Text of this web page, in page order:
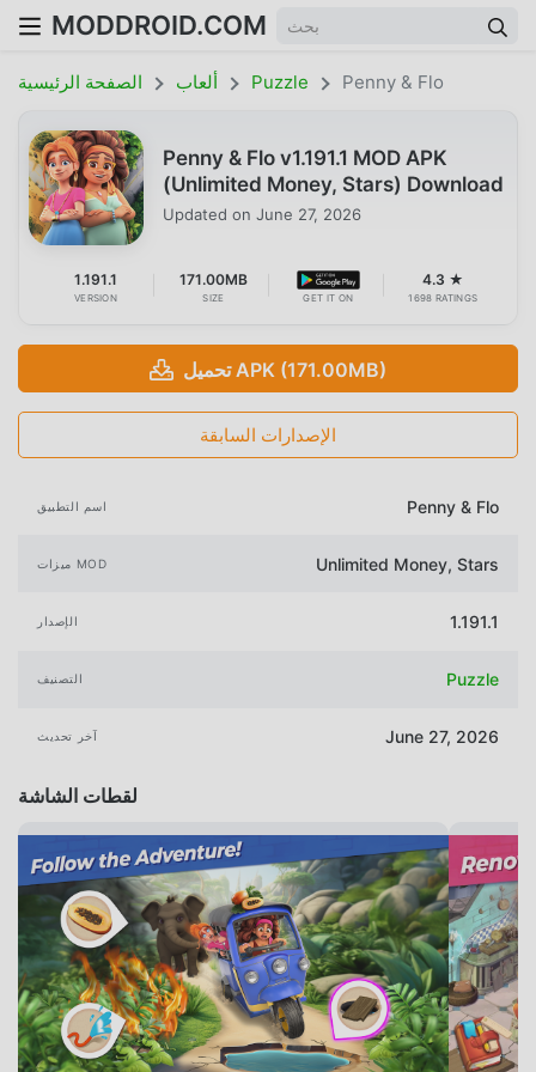
MODDROID.COM
الصفحة الرئيسية ألعاب Puzzle Penny & Flo
Penny & Flo v1.191.1 MOD APK
(Unlimited Money, Stars) Download
Updated on June 27, 2026
1.191.1
VERSION
171.00MB
SIZE GET IT ON
4.3 ★
1698 RATINGS
تحميل APK (171.00MB)
الإصدارات السابقة
اسم التطبيق Penny & Flo
ميزات MOD Unlimited Money, Stars
الإصدار 1.191.1
التصنيف Puzzle
آخر تحديث June 27, 2026
لقطات الشاشة